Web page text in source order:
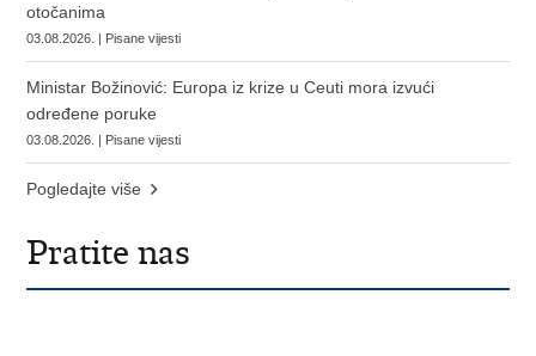
otočanima
03.08.2026. | Pisane vijesti
Ministar Božinović: Europa iz krize u Ceuti mora izvući
određene poruke
03.08.2026. | Pisane vijesti
Pogledajte više
Pratite nas